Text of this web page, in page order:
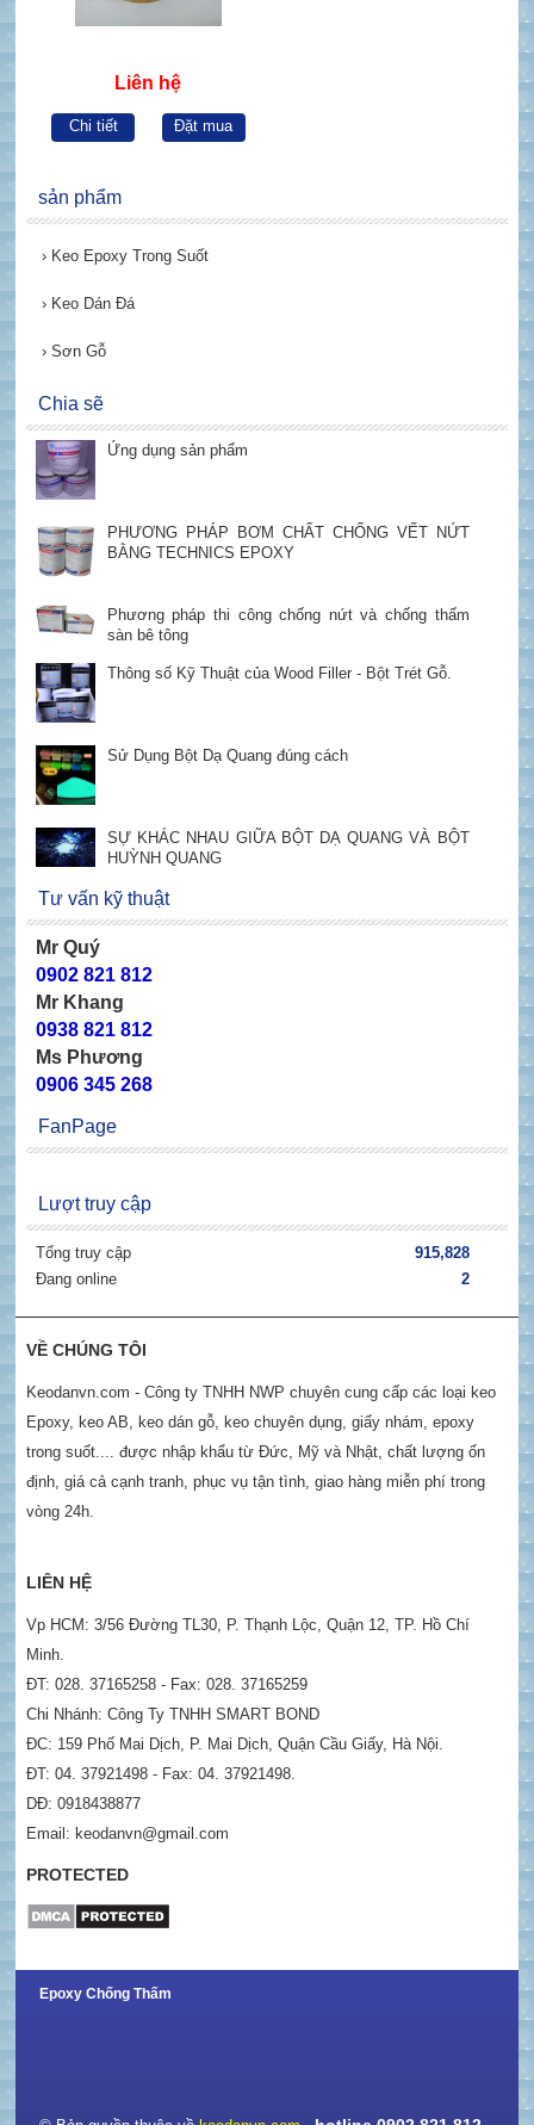
Epoxy Chống Thấm
Liên hệ
Chi tiết Đặt mua
sản phẩm
› Keo Epoxy Trong Suốt
› Keo Dán Đá
› Sơn Gỗ
Chia sẽ
Ứng dụng sản phẩm
PHƯƠNG PHÁP BƠM CHẤT CHỐNG VẾT NỨT
BẰNG TECHNICS EPOXY
Phương pháp thi công chống nứt và chống thấm
sàn bê tông
Thông số Kỹ Thuật của Wood Filler - Bột Trét Gỗ.
Sử Dụng Bột Dạ Quang đúng cách
SỰ KHÁC NHAU GIỮA BỘT DẠ QUANG VÀ BỘT
HUỲNH QUANG
Tư vấn kỹ thuật
Mr Quý
0902 821 812
Mr Khang
0938 821 812
Ms Phương
0906 345 268
FanPage
Lượt truy cập
Tổng truy cập
915,828
Đang online
2
VỀ CHÚNG TÔI
Keodanvn.com - Công ty TNHH NWP chuyên cung cấp các loại keo
Epoxy, keo AB, keo dán gỗ, keo chuyên dụng, giấy nhám, epoxy
trong suốt.... được nhập khẩu từ Đức, Mỹ và Nhật, chất lượng ổn
định, giá cả cạnh tranh, phục vụ tận tình, giao hàng miễn phí trong
vòng 24h.
LIÊN HỆ
Vp HCM: 3/56 Đường TL30, P. Thạnh Lộc, Quận 12, TP. Hồ Chí
Minh.
ĐT: 028. 37165258 - Fax: 028. 37165259
Chi Nhánh: Công Ty TNHH SMART BOND
ĐC: 159 Phố Mai Dịch, P. Mai Dịch, Quận Cầu Giấy, Hà Nội.
ĐT: 04. 37921498 - Fax: 04. 37921498.
DĐ: 0918438877
Email: keodanvn@gmail.com
PROTECTED